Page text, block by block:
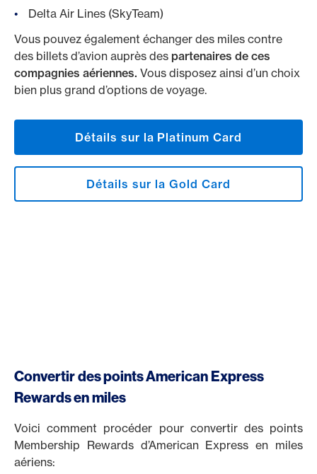
Delta Air Lines (SkyTeam)
Vous pouvez également échanger des miles contre
des billets d’avion auprès des partenaires de ces
compagnies aériennes. Vous disposez ainsi d’un choix
bien plus grand d’options de voyage.
Détails sur la Platinum Card
Détails sur la Gold Card
Convertir des points American Express
Rewards en miles
Voici comment procéder pour convertir des points
Membership Rewards d’American Express en miles
aériens: